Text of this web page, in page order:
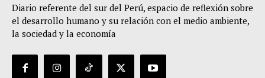
Diario referente del sur del Perú, espacio de reflexión sobre
el desarrollo humano y su relación con el medio ambiente,
la sociedad y la economía